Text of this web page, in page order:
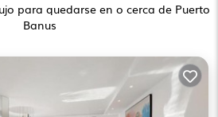
para quedarse en o cerca de Puerto
Banus